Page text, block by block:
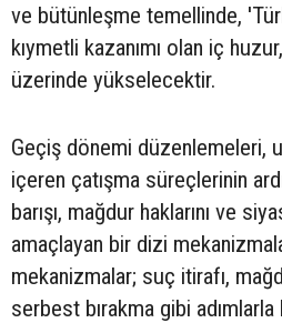
ve bütünleşme temellinde,
kıymetli kazanımı olan iç
üzerinde yükselecektir.
Geçiş dönemi düzenlemeleri,
içeren çatışma süreçlerinin
barışı, mağdur haklarını ve
amaçlayan bir dizi
mekanizmalar; suç itirafı,
serbest bırakma gibi